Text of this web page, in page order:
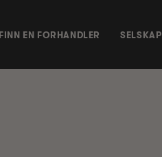
FINN EN FORHANDLER SELSKAP